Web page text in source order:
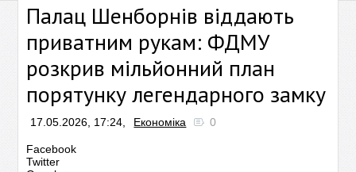
Палац Шенборнів віддають
приватним рукам: ФДМУ
розкрив мільйонний план
порятунку легендарного замку
17.05.2026, 17:24, Економіка 0
Facebook
Twitter